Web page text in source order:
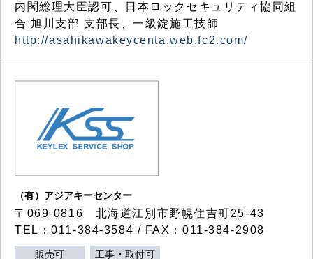
内閣総理大臣認可、日本ロックセキュリティ協同組
合 旭川支部 支部長、一級錠施工技師
http://asahikawakeycenta.web.fc2.com/
（有）アジアキーセンター
〒069-0816 北海道江別市野幌住吉町25-43
TEL：011-384-3584 / FAX：011-384-2908
販売可 工事・取付可